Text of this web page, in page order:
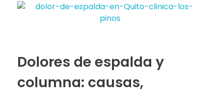
Dolores de espalda y
columna: causas,